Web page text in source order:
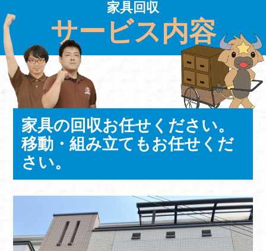
家具回収
サービス内容
家具の回収お任せください。
移動・組み立てもお任せくだ
さい。